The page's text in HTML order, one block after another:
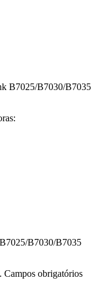
B7025/B7030/B7035
B7030/B7035
Campos obrigatórios